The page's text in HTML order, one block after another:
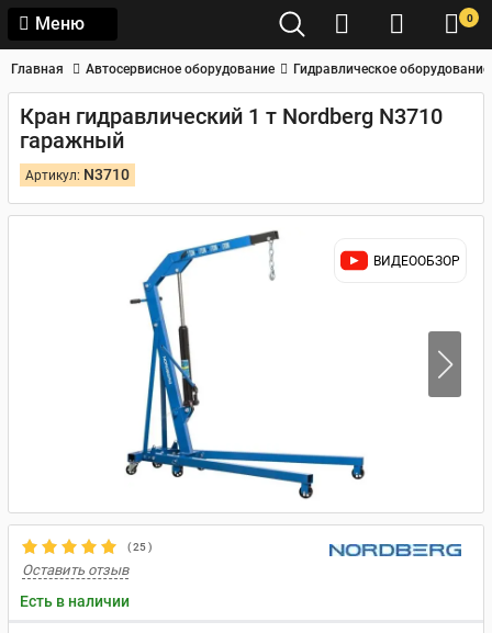
Меню 0
Главная Автосервисное оборудование Гидравлическое оборудование
Кран гидравлический 1 т Nordberg N3710
гаражный
Артикул: N3710
ВИДЕООБЗОР
(25)
Оставить отзыв
Есть в наличии